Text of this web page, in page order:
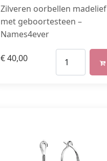
Zilveren oorbellen madelief
met geboortesteen –
Names4ever
€40,00